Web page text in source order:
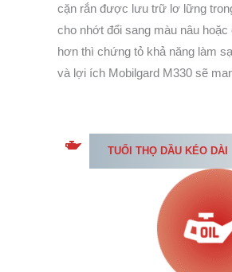
cặn rắn được lưu trữ lơ lững
cho nhớt đổi sang màu nâu
hơn thì chứng tỏ khả năng làm
và lợi ích Mobilgard M330 sẽ
TUỔI THỌ DẦU KÉO DÀI